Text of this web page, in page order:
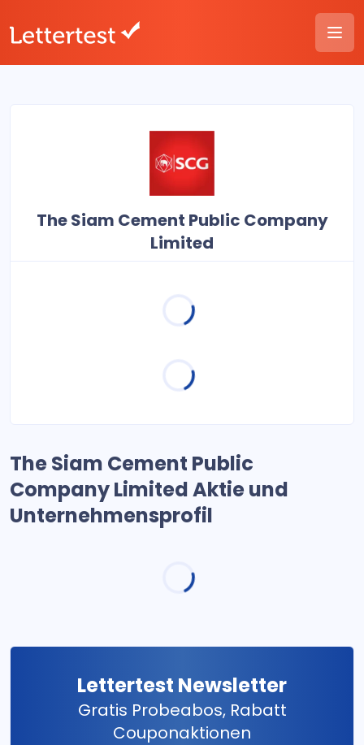
The Siam Cement Public Company
Limited
The Siam Cement Public
Company Limited Aktie und
Unternehmensprofil
Lettertest Newsletter
Gratis Probeabos, Rabatt
Couponaktionen